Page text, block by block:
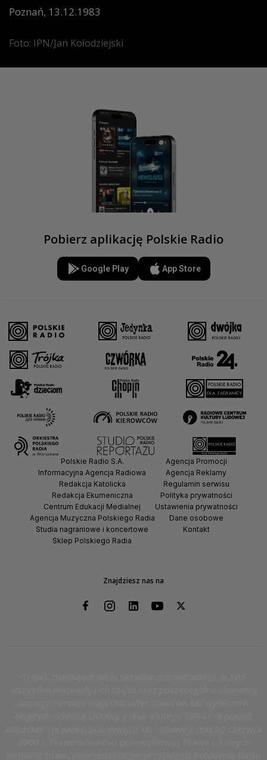
Poznań, 13.12.1983
Foto: IPN/Jan Kołodziejski
Pobierz aplikację Polskie Radio
Google Play App Store
Znajdziesz nas na
Polskie Radio S.A.
Informacyjna Agencja Radiowa
Redakcja Katolicka
Redakcja Ekumeniczna
Centrum Edukacji Medialnej
Agencja Muzyczna Polskiego Radia
Studia nagraniowe i koncertowe
Sklep Polskiego Radia
Agencja Promocji
Agencja Reklamy
Regulamin serwisu
Polityka prywatności
Ustawienia prywatności
Dane osobowe
Kontakt